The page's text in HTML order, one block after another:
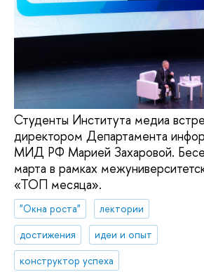
Студенты Института медиа
директором Департамента
МИД РФ Марией Захаровой.
марта в рамках
«ТОП месяца».
"Окна роста"
лектории
достижения
идеи и опыт
конструктор успеха